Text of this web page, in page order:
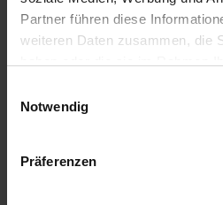
Partner führen diese
weiteren Daten zusammen, die
Notwendig
Präferenzen